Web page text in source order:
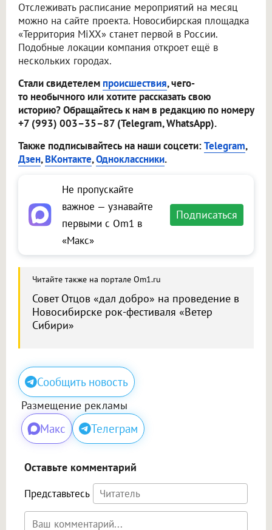
Отслеживать расписание мероприятий на месяц
можно на сайте проекта. Новосибирская площадка
«Территория MiXX» станет первой в России.
Подобные локации компания откроет ещё в
нескольких городах.
Стали свидетелем происшествия, чего-
то необычного или хотите рассказать свою
историю? Обращайтесь к нам в редакцию по номеру
+7 (993) 003–35–87 (Telegram, WhatsApp).
Также подписывайтесь на наши соцсети:Telegram,
Дзен,ВКонтакте,Одноклассники.
Не пропускайте
важное — узнавайте
первыми с Om1 в
«Макс»
Подписаться
Читайте также на портале Om1.ru
Совет Отцов «дал добро» на проведение в
Новосибирске рок-фестиваля «Ветер
Сибири»
Сообщить новость
Размещение рекламы
Макс Телеграм
Оставьте комментарий
Представьтесь